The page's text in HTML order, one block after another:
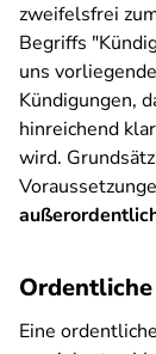
zweifelsfrei
Begriffs
uns
Kündigungen,
hinreichend
wird.
Eine